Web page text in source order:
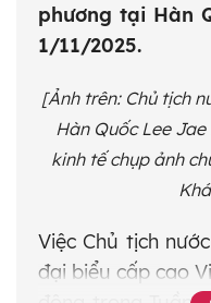
phương tại Hàn
1/11/2025.
[Ảnh trên: Chủ tịch
Hàn Quốc Lee
kinh tế chụp ảnh
Việc Chủ tịch
đại biểu cấp cao